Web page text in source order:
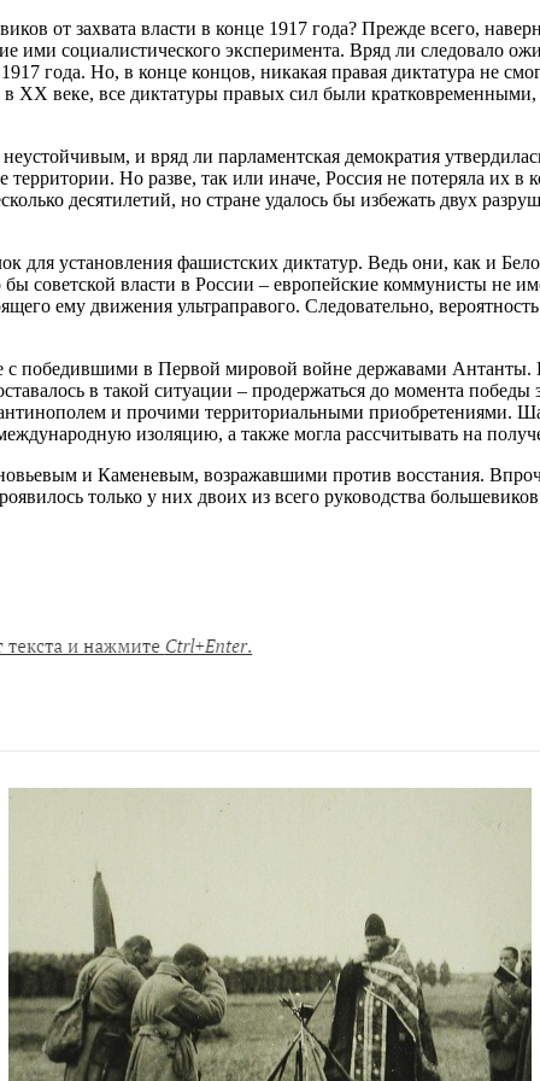
от захвата власти в конце 1917 года? Прежде всего,
ими социалистического эксперимента. Вряд ли следовало
года. Но, в конце концов, никакая правая диктатура не
ХХ веке, все диктатуры правых сил были кратковременными,
и вряд ли парламентская демократия
Но разве, так или иначе, Россия не потеряла их
десятилетий, но стране удалось бы избежать двух
установления фашистских диктатур. Ведь они, как и
советской власти в России – европейские коммунисты не
ему движения ультраправого. Следовательно,
с победившими в Первой мировой войне державами Антанты.
в такой ситуации – продержаться до момента
и прочими территориальными приобретениями.
изоляцию, а также могла рассчитывать на
и Каменевым, возражавшими против восстания.
только у них двоих из всего руководства